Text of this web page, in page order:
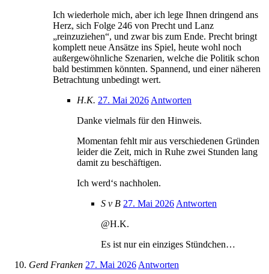
Ich wiederhole mich, aber ich lege Ihnen dringend ans
Herz, sich Folge 246 von Precht und Lanz
„reinzuziehen“, und zwar bis zum Ende. Precht bringt
komplett neue Ansätze ins Spiel, heute wohl noch
außergewöhnliche Szenarien, welche die Politik schon
bald bestimmen könnten. Spannend, und einer näheren
Betrachtung unbedingt wert.
H.K. 27. Mai 2026 Antworten
Danke vielmals für den Hinweis.
Momentan fehlt mir aus verschiedenen Gründen
leider die Zeit, mich in Ruhe zwei Stunden lang
damit zu beschäftigen.
Ich werd‘s nachholen.
S v B 27. Mai 2026 Antworten
@H.K.
Es ist nur ein einziges Stündchen…
Gerd Franken 27. Mai 2026 Antworten